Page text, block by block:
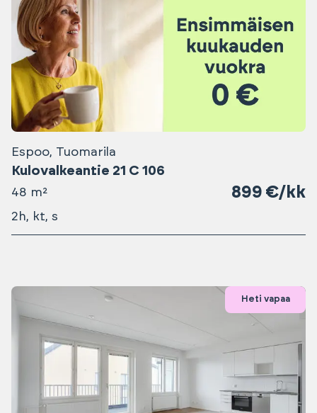
Espoo, Tuomarila
Kulovalkeantie 21 C 106
48 m² 899 €/kk
2h, kt, s
Heti vapaa